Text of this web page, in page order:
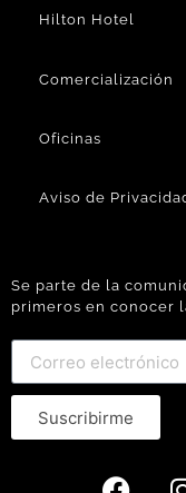
Hilton Hotel
Comercialización
Oficinas
Aviso de
Se parte de la
primeros en conocer
Suscribirme